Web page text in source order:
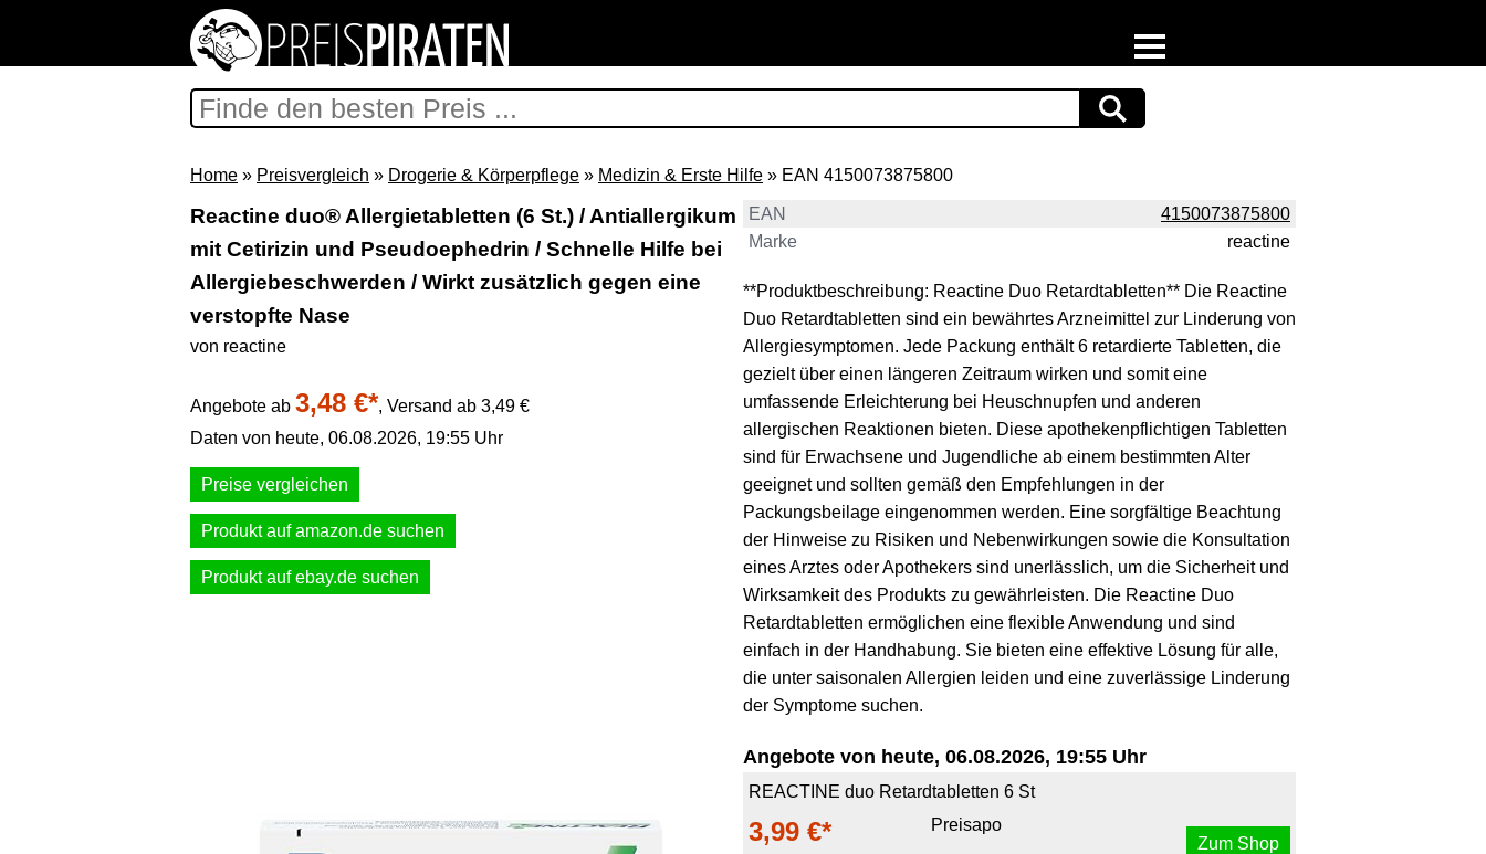
Support & Newsletter
Presse
Datenschutz
Impressum
Home » Preisvergleich » Drogerie & Körperpflege » Medizin & Erste Hilfe » EAN 4150073875800
Reactine duo® Allergietabletten (6 St.) / Antiallergikum
mit Cetirizin und Pseudoephedrin / Schnelle Hilfe bei
Allergiebeschwerden / Wirkt zusätzlich gegen eine
verstopfte Nase
von reactine
Angebote ab 3,48 €*, Versand ab 3,49 €
Daten von heute, 06.08.2026, 19:55 Uhr
Preise vergleichen
Produkt auf amazon.de suchen
Produkt auf ebay.de suchen
EAN
4150073875800
Marke
reactine
**Produktbeschreibung: Reactine Duo Retardtabletten** Die Reactine
Duo Retardtabletten sind ein bewährtes Arzneimittel zur Linderung von
Allergiesymptomen. Jede Packung enthält 6 retardierte Tabletten, die
gezielt über einen längeren Zeitraum wirken und somit eine
umfassende Erleichterung bei Heuschnupfen und anderen
allergischen Reaktionen bieten. Diese apothekenpflichtigen Tabletten
sind für Erwachsene und Jugendliche ab einem bestimmten Alter
geeignet und sollten gemäß den Empfehlungen in der
Packungsbeilage eingenommen werden. Eine sorgfältige Beachtung
der Hinweise zu Risiken und Nebenwirkungen sowie die Konsultation
eines Arztes oder Apothekers sind unerlässlich, um die Sicherheit und
Wirksamkeit des Produkts zu gewährleisten. Die Reactine Duo
Retardtabletten ermöglichen eine flexible Anwendung und sind
einfach in der Handhabung. Sie bieten eine effektive Lösung für alle,
die unter saisonalen Allergien leiden und eine zuverlässige Linderung
der Symptome suchen.
Angebote von heute, 06.08.2026, 19:55 Uhr
REACTINE duo Retardtabletten 6 St
3,99 €*
Preisapo
Zum Shop